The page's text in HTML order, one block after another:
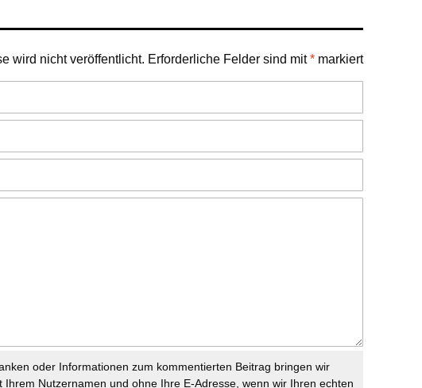
wird nicht veröffentlicht. Erforderliche Felder sind mit* markiert
oder Informationen zum kommentierten Beitrag bringen wir
Ihrem Nutzernamen und ohne Ihre E-Adresse, wenn wir Ihren echten